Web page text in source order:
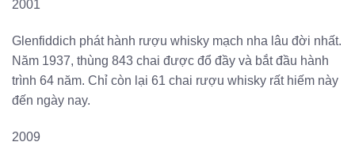
2001
Glenfiddich phát hành rượu whisky mạch nha lâu đời nhất.
Năm 1937, thùng 843 chai được đổ đầy và bắt đầu hành
trình 64 năm. Chỉ còn lại 61 chai rượu whisky rất hiếm này
đến ngày nay.
2009